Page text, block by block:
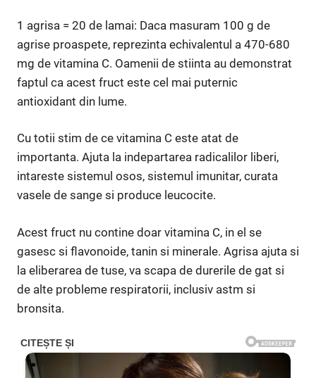
1 agrisa = 20 de lamai: Daca masuram 100 g de
agrise proaspete, reprezinta echivalentul a 470-680
mg de vitamina C. Oamenii de stiinta au demonstrat
faptul ca acest fruct este cel mai puternic
antioxidant din lume.
Cu totii stim de ce vitamina C este atat de
importanta. Ajuta la indepartarea radicalilor liberi,
intareste sistemul osos, sistemul imunitar, curata
vasele de sange si produce leucocite.
Acest fruct nu contine doar vitamina C, in el se
gasesc si flavonoide, tanin si minerale. Agrisa ajuta si
la eliberarea de tuse, va scapa de durerile de gat si
de alte probleme respiratorii, inclusiv astm si
bronsita.